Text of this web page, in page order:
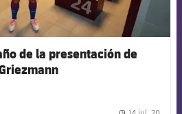
de la presentación de